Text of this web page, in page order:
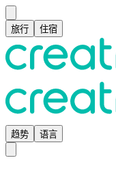
旅行 住宿
趋势 语言